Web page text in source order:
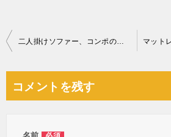
投
ビ
二人掛けソファー、コンポの回収・処分ご依頼 お客様の声
コメントを残す